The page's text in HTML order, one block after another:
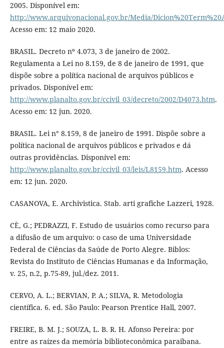
2005. Disponível em:
http://www.arquivonacional.gov.br/Media/
Acesso em: 12 maio 2020.
BRASIL. Decreto nº 4.073, 3 de janeiro de 2002.
Regulamenta a Lei no 8.159, de 8 de janeiro de 1991, que
dispõe sobre a política nacional de arquivos públicos e
privados. Disponível em:
http://www.planalto.gov.br/ccivil_03/decreto/2002/D4073.htm.
Acesso em: 12 jun. 2020.
BRASIL. Lei n° 8.159, 8 de janeiro de 1991. Dispõe sobre a
política nacional de arquivos públicos e privados e dá
outras providências. Disponível em:
http://www.planalto.gov.br/ccivil_03/leis/L8159.htm. Acesso
em: 12 jun. 2020.
CASANOVA, E. Archivistica. Stab. arti grafiche Lazzeri, 1928.
CÈ, G.; PEDRAZZI, F. Estudo de usuários como recurso para
a difusão de um arquivo: o caso de uma Universidade
Federal de Ciências da Saúde de Porto Alegre. Biblos:
Revista do Instituto de Ciências Humanas e da Informação,
v. 25, n.2, p.75-89, jul./dez. 2011.
CERVO, A. L.; BERVIAN, P. A.; SILVA, R. Metodologia
científica. 6. ed. São Paulo: Pearson Prentice Hall, 2007.
FREIRE, B. M. J.; SOUZA, L. B. R. H. Afonso Pereira: por
entre as raízes da memória biblioteconômica paraibana.